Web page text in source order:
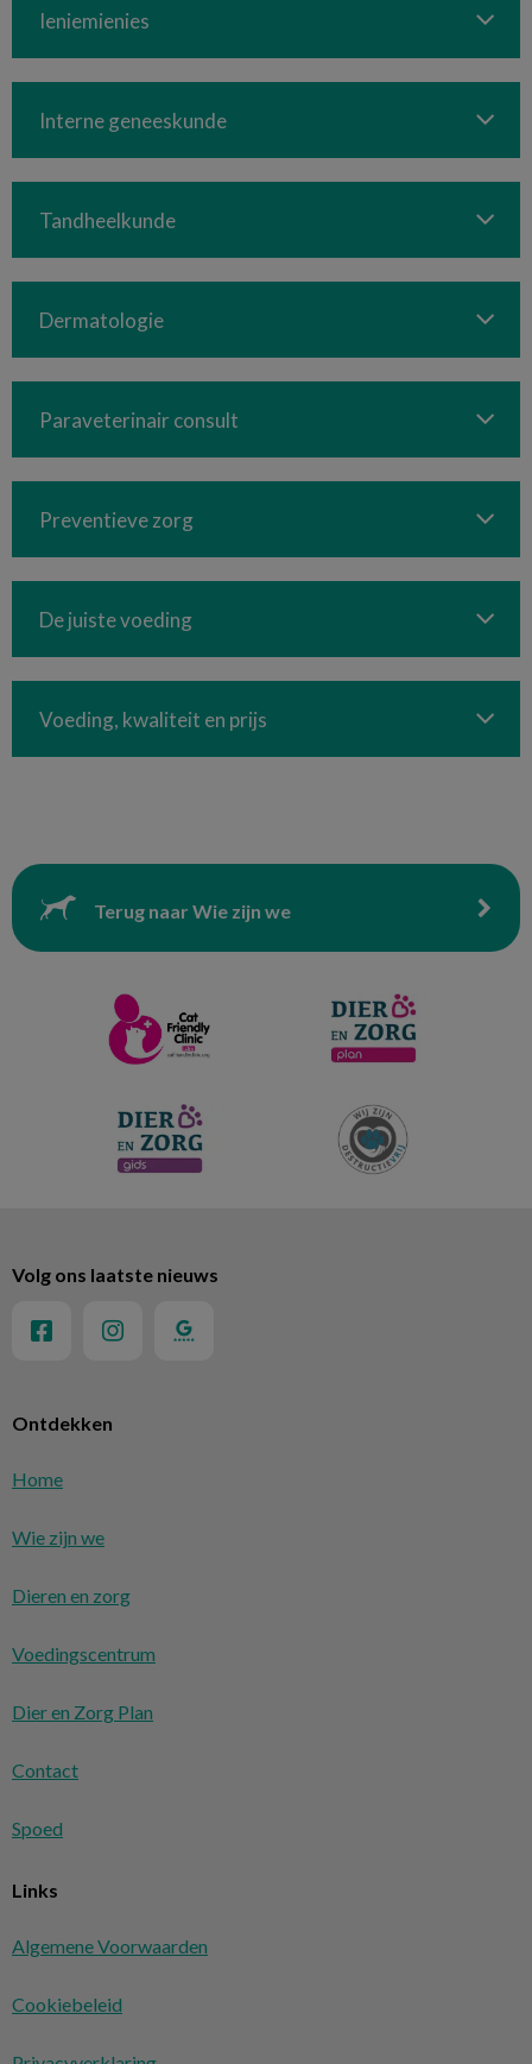
Ieniemienies
Interne geneeskunde
Tandheelkunde
Dermatologie
Paraveterinair consult
Preventieve zorg
De juiste voeding
Voeding, kwaliteit en prijs
Terug naar Wie zijn we
Ontdekken
Home
Wie zijn we
Dieren en zorg
Voedingscentrum
Dier en Zorg Plan
Contact
Spoed
Links
Algemene Voorwaarden
Cookiebeleid
Volg ons laatste nieuws